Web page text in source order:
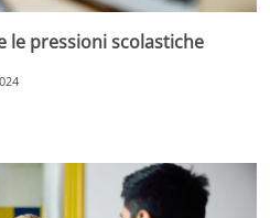
le pressioni scolastiche